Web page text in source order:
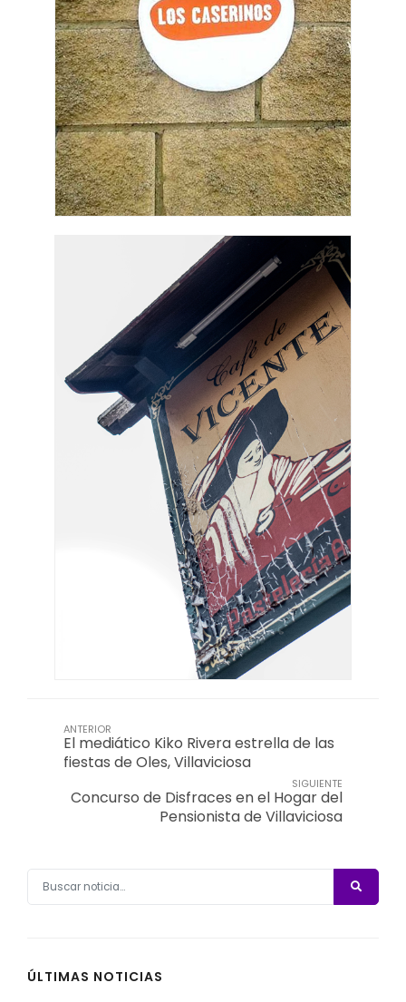
ANTERIOR
El mediático Kiko Rivera estrella de las
fiestas de Oles, Villaviciosa
SIGUIENTE
Concurso de Disfraces en el Hogar del
Pensionista de Villaviciosa
ÚLTIMAS NOTICIAS